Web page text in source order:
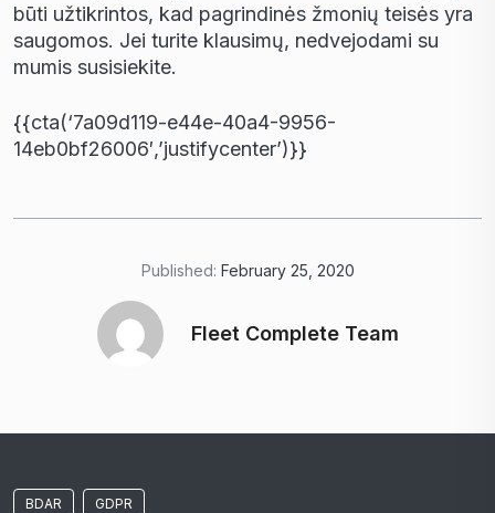
būti užtikrintos, kad pagrindinės žmonių teisės yra
saugomos. Jei turite klausimų, nedvejodami su
mumis susisiekite.
{{cta(‘7a09d119-e44e-40a4-9956-
14eb0bf26006′,’justifycenter’)}}
Fleet Complete Team
Published: February 25, 2020
BDAR GDPR